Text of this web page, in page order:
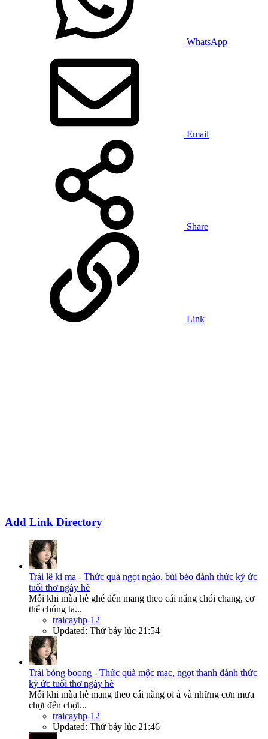
WhatsApp
Email
Share
Link
Add Link Directory
Trái lê ki ma - Thức quà ngọt ngào, bùi béo đánh thức ký ức
tuổi thơ ngày hè
Mỗi khi mùa hè ghé đến mang theo cái nắng chói chang, cơ
thể chúng ta...
traicayhp-12
Updated: Thứ bảy lúc 21:54
Trái bòng boong - Thức quà mộc mạc, ngọt thanh đánh thức
ký ức tuổi thơ ngày hè
Mỗi khi mùa hè mang theo cái nắng oi ả và những cơn mưa
chợt đến chợt...
traicayhp-12
Updated: Thứ bảy lúc 21:46